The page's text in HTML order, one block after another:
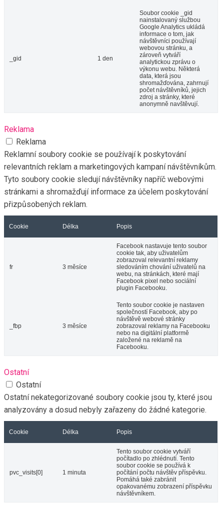
_gid 1 den
Soubor cookie _gid
nainstalovaný službou
Google Analytics ukládá
informace o tom, jak
návštěvníci používají
webovou stránku, a
zároveň vytváří
analytickou zprávu o
výkonu webu. Některá
data, která jsou
shromažďována, zahrnují
počet návštěvníků, jejich
zdroj a stránky, které
anonymně navštěvují.
Reklama
Reklama
Reklamní soubory cookie se používají k poskytování
relevantních reklam a marketingových kampaní návštěvníkům.
Tyto soubory cookie sledují návštěvníky napříč webovými
stránkami a shromažďují informace za účelem poskytování
přizpůsobených reklam.
Cookie Délka Popis
fr 3 měsíce
Facebook nastavuje tento soubor
cookie tak, aby uživatelům
zobrazoval relevantní reklamy
sledováním chování uživatelů na
webu, na stránkách, které mají
Facebook pixel nebo sociální
plugin Facebooku.
_fbp 3 měsíce
Tento soubor cookie je nastaven
společností Facebook, aby po
návštěvě webové stránky
zobrazoval reklamy na Facebooku
nebo na digitální platformě
založené na reklamě na
Facebooku.
Ostatní
Ostatní
Ostatní nekategorizované soubory cookie jsou ty, které jsou
analyzovány a dosud nebyly zařazeny do žádné kategorie.
Cookie Délka Popis
pvc_visits[0] 1 minuta
Tento soubor cookie vytváří
počítadlo po zhlédnutí. Tento
soubor cookie se používá k
počítání počtu návštěv příspěvku.
Pomáhá také zabránit
opakovanému zobrazení příspěvku
návštěvníkem.